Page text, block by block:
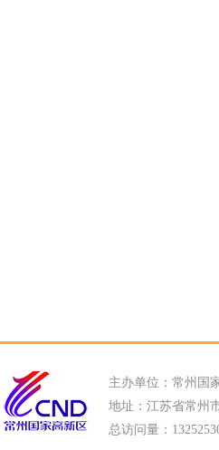
主办单位：常州国
地址：江苏省常州
总访问量：